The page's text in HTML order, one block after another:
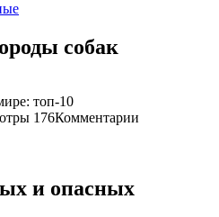
собак
176Комментарии
и опасных